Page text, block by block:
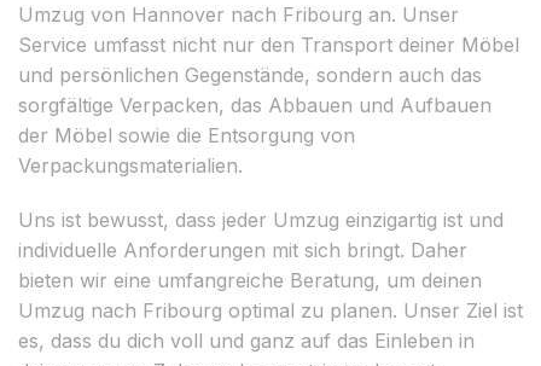
Umzug von Hannover nach Fribourg an. Unser
Service umfasst nicht nur den Transport deiner Möbel
und persönlichen Gegenstände, sondern auch das
sorgfältige Verpacken, das Abbauen und Aufbauen
der Möbel sowie die Entsorgung von
Verpackungsmaterialien.
Uns ist bewusst, dass jeder Umzug einzigartig ist und
individuelle Anforderungen mit sich bringt. Daher
bieten wir eine umfangreiche Beratung, um deinen
Umzug nach Fribourg optimal zu planen. Unser Ziel ist
es, dass du dich voll und ganz auf das Einleben in